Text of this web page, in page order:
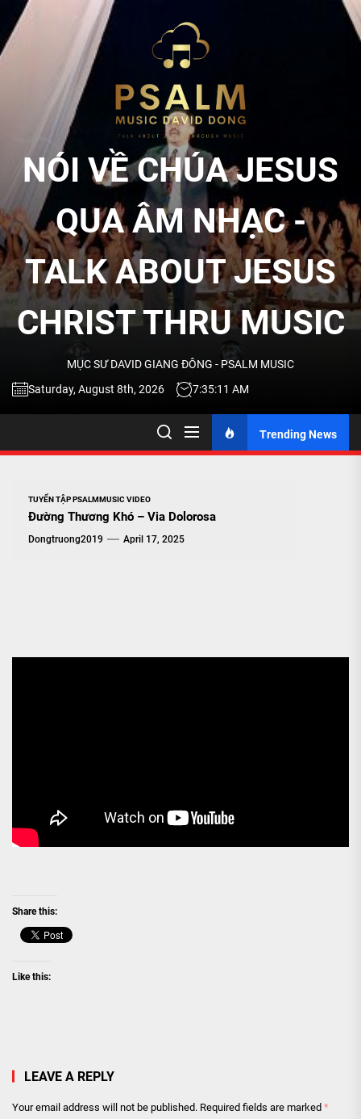
Skip
the
QUA
ÂM
NHẠC
TALK
THRU
NÓI VỀ CHÚA JESUS
QUA ÂM NHẠC -
TALK ABOUT JESUS
CHRIST THRU MUSIC
MỤC SƯ DAVID GIANG ĐÔNG - PSALM MUSIC
Saturday, August 8th, 2026
7:35:12 AM
Trending News
TUYỂN TẬP PSALMMUSIC VIDEO
Đường Thương Khó – Via Dolorosa
Dongtruong2019 April 17, 2025
Share this:
Like this:
LEAVE A REPLY
Your email address will not be published. Required fields are marked *